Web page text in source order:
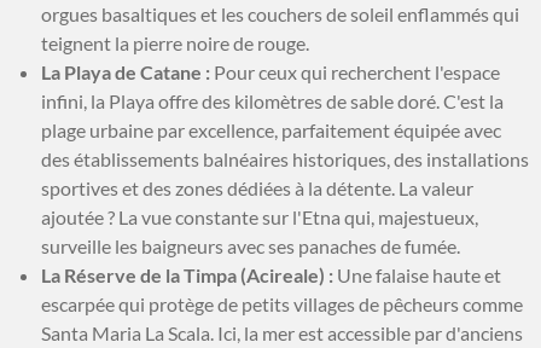
orgues basaltiques et les couchers de soleil enflammés qui
teignent la pierre noire de rouge.
La Playa de Catane : Pour ceux qui recherchent l'espace
infini, la Playa offre des kilomètres de sable doré. C'est la
plage urbaine par excellence, parfaitement équipée avec
des établissements balnéaires historiques, des installations
sportives et des zones dédiées à la détente. La valeur
ajoutée ? La vue constante sur l'Etna qui, majestueux,
surveille les baigneurs avec ses panaches de fumée.
La Réserve de la Timpa (Acireale) : Une falaise haute et
escarpée qui protège de petits villages de pêcheurs comme
Santa Maria La Scala. Ici, la mer est accessible par d'anciens